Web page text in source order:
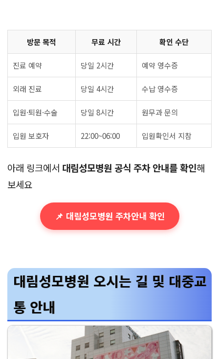
방문 목적 무료 시간 확인 수단
진료 예약 당일 2시간 예약 영수증
외래 진료 당일 4시간 수납 영수증
입원·퇴원·수술 당일 8시간 원무과 문의
입원 보호자 22:00~06:00 입원확인서 지참
아래 링크에서 대림성모병원 공식 주차 안내를 확인해
보세요
📌 대림성모병원 주차안내 확인
대림성모병원 오시는 길 및 대중교
통 안내